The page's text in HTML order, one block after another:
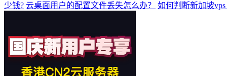
少钱? 云桌面用户的配置文件丢失怎么办？ 如何判断新加坡